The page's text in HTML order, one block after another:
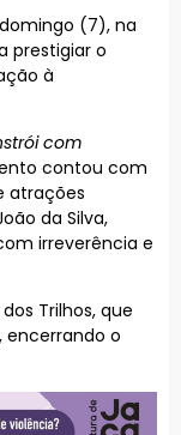
(7), na
prestigiar o
à
com
contou com
atrações
da Silva,
irreverência e
Trilhos, que
encerrando o